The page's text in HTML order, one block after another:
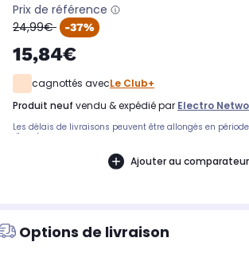
Prix de référence
oldPrice
24,99€ -37%
15,84€
cagnottés avecLe Club+
produit neuf vendu & expédié par Electro
Les délais de livraisons peuvent être allongés en
d'année.
Ajouter au comparateur
Options de livraison